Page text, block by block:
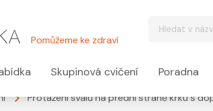
Pomůžeme ke zdraví
Skupinová cvičení Poradna
Protažení svalů na přední straně krku s